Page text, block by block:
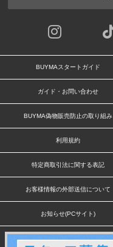
BUYMAスタートガイド
ガイド・お問い合わせ
BUYMA偽物販売防止の取り組み
利用規約
特定商取引法に関する表記
お客様情報の外部送信について
お知らせ(PCサイト)